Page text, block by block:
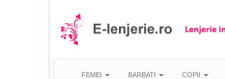
FEMEI BARBATI COPII